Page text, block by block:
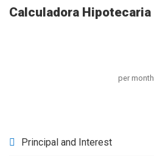
Calculadora Hipotecaria
per month
Principal and Interest